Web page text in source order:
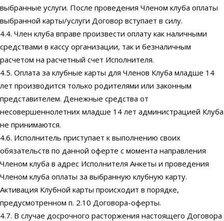
выбранные услуги. После проведения Членом клуба оплаты
выбранной карты/услуги Договор вступает в силу.
4.4. Член клуба вправе произвести оплату как наличными
средствами в кассу организации, так и безналичным
расчетом на расчетный счет Исполнителя.
4.5. Оплата за клубные карты для Членов Клуба младше 14
лет производится только родителями или законным
представителем. Денежные средства от
несовершеннолетних младше 14 лет администрацией Клуба
не принимаются.
4.6. Исполнитель приступает к выполнению своих
обязательств по данной оферте с момента направления
Членом клуба в адрес Исполнителя Анкеты и проведения
Членом клуба оплаты за выбранную клубную карту.
Активация Клубной карты происходит в порядке,
предусмотренном п. 2.10 Договора-оферты.
4.7. В случае досрочного расторжения настоящего Договора